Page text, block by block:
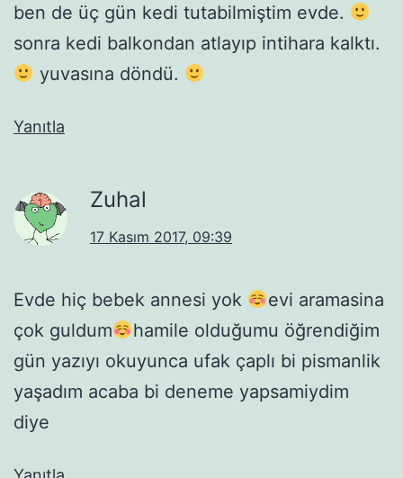
ben de üç gün kedi tutabilmiştim evde.
sonra kedi balkondan atlayıp intihara kalktı.
yuvasına döndü.
Yanıtla
Zuhal
17 Kasım 2017, 09:39
Evde hiç bebek annesi yok
evi aramasina
çok guldum
hamile olduğumu öğrendiğim
gün yazıyı okuyunca ufak çaplı bi pismanlik
yaşadım acaba bi deneme yapsamiydim
diye